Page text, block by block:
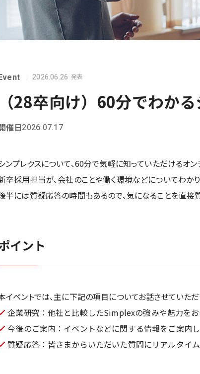
2026.06.26 発表
（28卒向け）60分でわか
催日2026.07.17
ンプレクスについて、60分で気軽に知っていただけるオン
卒採用担当が、会社のことや働く環境などについてわかり
半には質疑応答の時間もあるので、気になることを直接
イント
イベントでは、主に下記の項目についてお話させていただ
企業研究：他社と比較したSimplexの強みや魅力を
今後のご案内：イベントなどに関する情報をご案内
質疑応答：皆さまからいただいた質問にリアルタイ